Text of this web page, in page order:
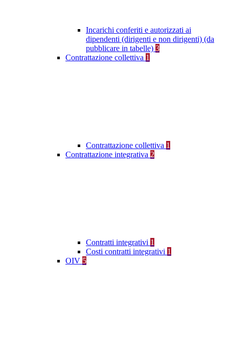
Incarichi conferiti e autorizzati ai
dipendenti (dirigenti e non dirigenti) (da
pubblicare in tabelle) 3
Contrattazione collettiva 1
Contrattazione collettiva 1
Contrattazione integrativa 2
Contratti integrativi 1
Costi contratti integrativi 1
OIV 5